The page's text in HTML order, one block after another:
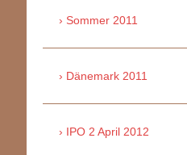
Sommer 2011
Dänemark 2011
IPO 2 April 2012